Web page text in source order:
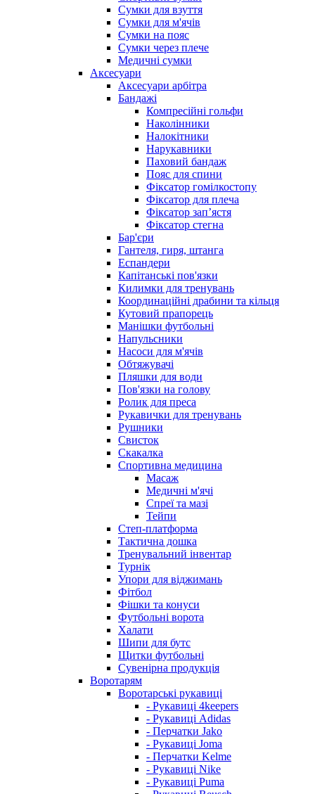
Сумки для взуття
Сумки для м'ячів
Сумки на пояс
Сумки через плече
Медичні сумки
Аксесуари
Аксесуари арбітра
Бандажі
Компресійні гольфи
Наколінники
Налокітники
Нарукавники
Паховий бандаж
Пояс для спини
Фіксатор гомілкостопу
Фіксатор для плеча
Фіксатор запʼястя
Фіксатор стегна
Бар'єри
Гантеля, гиря, штанга
Еспандери
Капітанські пов'язки
Килимки для тренувань
Координаційні драбини та кільця
Кутовий прапорець
Манішки футбольні
Напульсники
Насоси для м'ячів
Обтяжувачі
Пляшки для води
Пов'язки на голову
Ролик для преса
Рукавички для тренувань
Рушники
Свисток
Скакалка
Спортивна медицина
Масаж
Медичні м'ячі
Спреї та мазі
Тейпи
Степ-платформа
Тактична дошка
Тренувальний інвентар
Турнік
Упори для віджимань
Фітбол
Фішки та конуси
Футбольні ворота
Халати
Шипи для бутс
Щитки футбольні
Сувенірна продукція
Воротарям
Воротарські рукавиці
- Рукавиці 4keepers
- Рукавиці Adidas
- Перчатки Jako
- Рукавиці Joma
- Перчатки Kelme
- Рукавиці Nike
- Рукавиці Puma